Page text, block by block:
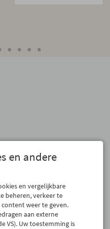
we don’t like spam, either. We
en andere
en vergelijkbare
beheren, verkeer te
weer te geven.
aan externe
VS). Uw toestemming is